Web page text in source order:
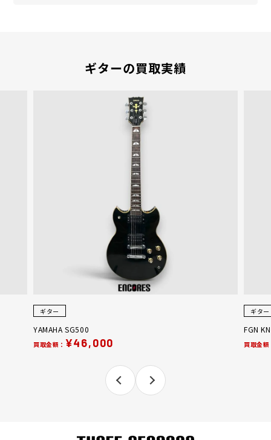
ギターの買取実績
ギター
YAMAHA SG500
買取金額： ¥46,000
ギター
FGN
買取金額